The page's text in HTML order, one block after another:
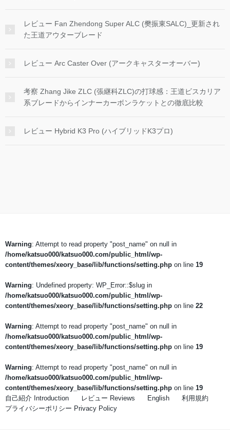
レビュー Fan Zhendong Super ALC (樊振東SALC)_更新され
た王道アウターブレード
レビュー Arc Caster Over (アークキャスターオーバー)
考察 Zhang Jike ZLC (張継科ZLC)の打球感：王道ビスカリア
系ブレードからインナーカーボンラケットとの徹底比較
レビュー Hybrid K3 Pro (ハイブリッドK3プロ)
Warning: Attempt to read property "post_name" on null in
/home/katsuo000/katsuo000.com/public_html/wp-
content/themes/xeory_base/lib/functions/setting.php on line 19
Warning: Undefined property: WP_Error::$slug in
/home/katsuo000/katsuo000.com/public_html/wp-
content/themes/xeory_base/lib/functions/setting.php on line 22
Warning: Attempt to read property "post_name" on null in
/home/katsuo000/katsuo000.com/public_html/wp-
content/themes/xeory_base/lib/functions/setting.php on line 19
Warning: Attempt to read property "post_name" on null in
/home/katsuo000/katsuo000.com/public_html/wp-
content/themes/xeory_base/lib/functions/setting.php on line 19
自己紹介 Introduction
レビュー Reviews English
利用規約
プライバシーポリシー Privacy Policy